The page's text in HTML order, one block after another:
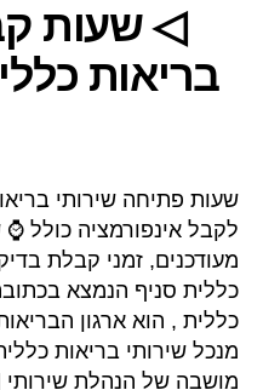
◁ שעות
בריאות
שעות פתיחה שירותי
לקבל אינפורמציה כולל
מעודכנים, זמני קבלת
כללית סניף הנמצא
כללית , הוא ארגון
מנכל שירותי בריאות
מושבה של הנהלת